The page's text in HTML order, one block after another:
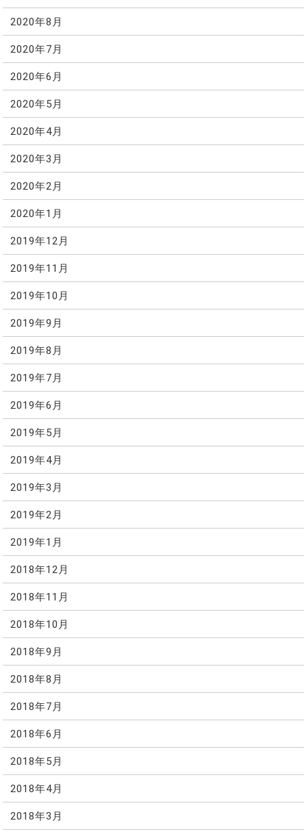
2020年8月
2020年7月
2020年6月
2020年5月
2020年4月
2020年3月
2020年2月
2020年1月
2019年12月
2019年11月
2019年10月
2019年9月
2019年8月
2019年7月
2019年6月
2019年5月
2019年4月
2019年3月
2019年2月
2019年1月
2018年12月
2018年11月
2018年10月
2018年9月
2018年8月
2018年7月
2018年6月
2018年5月
2018年4月
2018年3月